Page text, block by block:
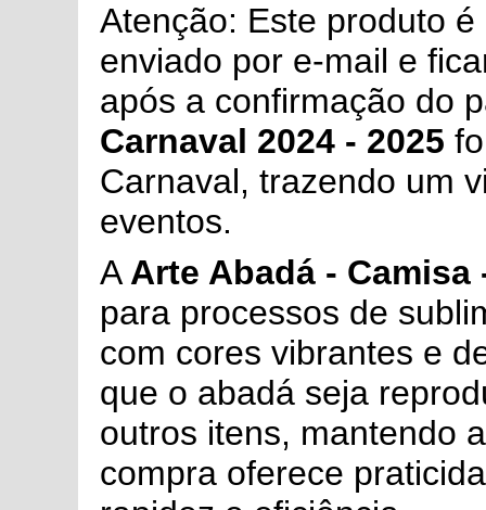
Atenção: Este produto
enviado por e-mail e
após a confirmação do
Carnaval 2024 - 2025
Carnaval, trazendo um
eventos.
AArte Abadá - Camisa
para processos de
com cores vibrantes e
que o abadá seja
outros itens, mantendo
compra oferece